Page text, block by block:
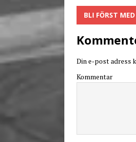
BLI FÖRST
Din e-post adress
Kommentar